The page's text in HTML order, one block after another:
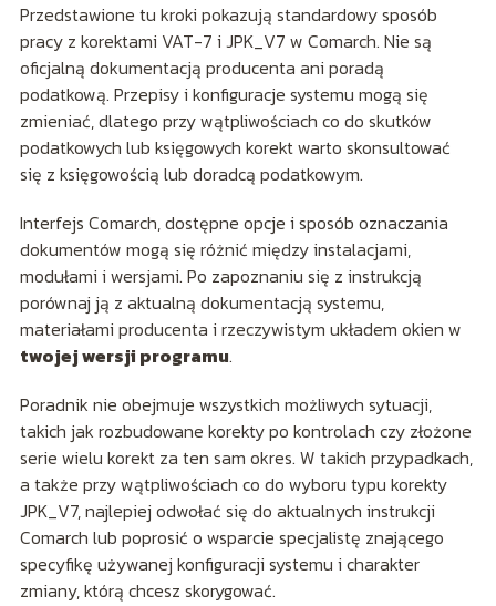
Przedstawione tu kroki pokazują standardowy sposób
pracy z korektami VAT-7 i JPK_V7 w Comarch. Nie są
oficjalną dokumentacją producenta ani poradą
podatkową. Przepisy i konfiguracje systemu mogą się
zmieniać, dlatego przy wątpliwościach co do skutków
podatkowych lub księgowych korekt warto skonsultować
się z księgowością lub doradcą podatkowym.
Interfejs Comarch, dostępne opcje i sposób oznaczania
dokumentów mogą się różnić między instalacjami,
modułami i wersjami. Po zapoznaniu się z instrukcją
porównaj ją z aktualną dokumentacją systemu,
materiałami producenta i rzeczywistym układem okien w
twojej wersji programu.
Poradnik nie obejmuje wszystkich możliwych sytuacji,
takich jak rozbudowane korekty po kontrolach czy złożone
serie wielu korekt za ten sam okres. W takich przypadkach,
a także przy wątpliwościach co do wyboru typu korekty
JPK_V7, najlepiej odwołać się do aktualnych instrukcji
Comarch lub poprosić o wsparcie specjalistę znającego
specyfikę używanej konfiguracji systemu i charakter
zmiany, którą chcesz skorygować.